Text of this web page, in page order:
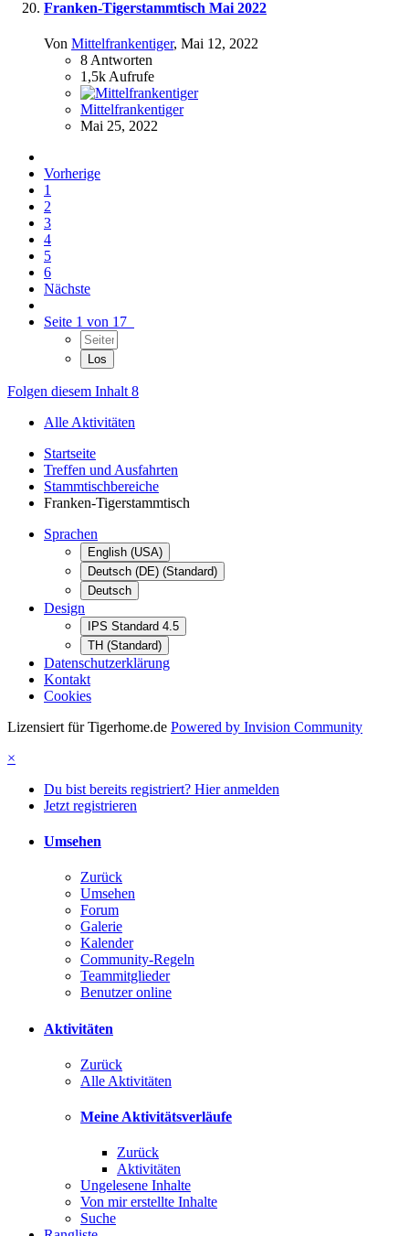
Franken-Tigerstammtisch Mai 2022
Von Mittelfrankentiger, Mai 12, 2022
8 Antworten
1,5k Aufrufe
Mittelfrankentiger
Mai 25, 2022
Vorherige
1
2
3
4
5
6
Nächste
Seite 1 von 17
Folgen diesem Inhalt 8
Alle Aktivitäten
Startseite
Treffen und Ausfahrten
Stammtischbereiche
Franken-Tigerstammtisch
Sprachen
English (USA)
Deutsch (DE) (Standard)
Deutsch
Design
IPS Standard 4.5
TH (Standard)
Datenschutzerklärung
Kontakt
Cookies
Lizensiert für Tigerhome.de Powered by Invision Community
×
Du bist bereits registriert? Hier anmelden
Jetzt registrieren
Umsehen
Zurück
Umsehen
Forum
Galerie
Kalender
Community-Regeln
Teammitglieder
Benutzer online
Aktivitäten
Zurück
Alle Aktivitäten
Meine Aktivitätsverläufe
Zurück
Aktivitäten
Ungelesene Inhalte
Von mir erstellte Inhalte
Suche